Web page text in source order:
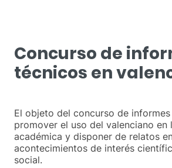
Concurso de
técnicos en
El objeto del concurso de
promover el uso del valenciano en
académica y disponer de relatos
acontecimientos de interés
social.